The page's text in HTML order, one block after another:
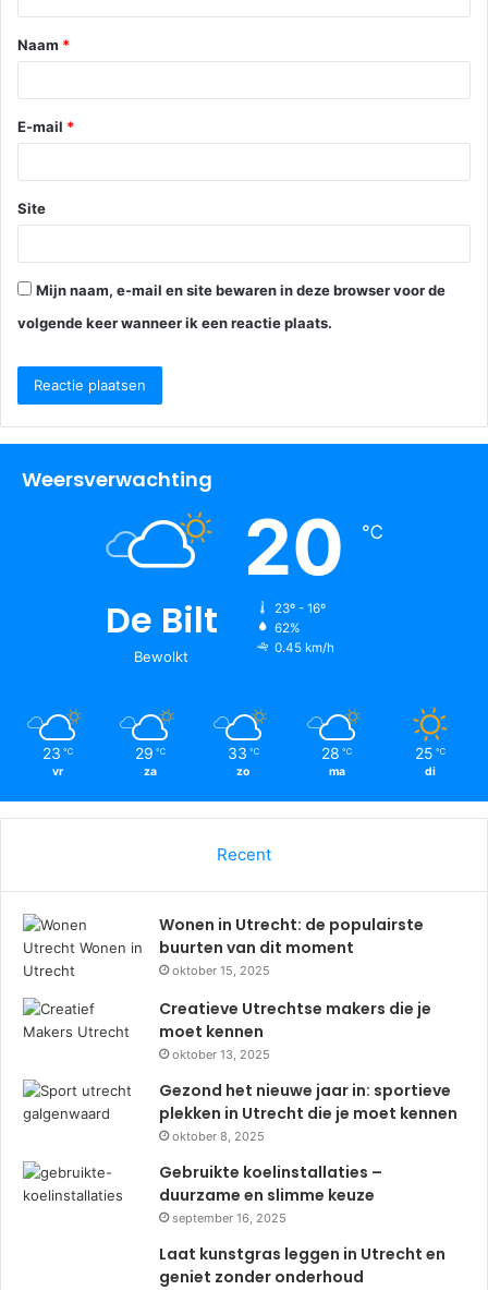
e
*
Naam *
E-mail *
Site
Mijn naam, e-mail en site bewaren in deze browser voor de
volgende keer wanneer ik een reactie plaats.
Weersverwachting
De Bilt
Bewolkt
20 ℃
23º - 16º
62%
0.45 km/h
23 ℃
vr
29 ℃
za
33 ℃
zo
28 ℃
ma
25 ℃
di
Recent
Wonen in Utrecht: de populairste
buurten van dit moment
oktober 15, 2025
Creatieve Utrechtse makers die je
moet kennen
oktober 13, 2025
Gezond het nieuwe jaar in: sportieve
plekken in Utrecht die je moet kennen
oktober 8, 2025
Gebruikte koelinstallaties –
duurzame en slimme keuze
september 16, 2025
Laat kunstgras leggen in Utrecht en
geniet zonder onderhoud